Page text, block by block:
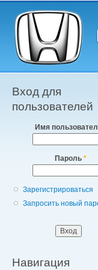
Главное меню
Вход для
пользователей
Имя
Пароль *
Зарегистрироваться
Запросить новый
Навигация